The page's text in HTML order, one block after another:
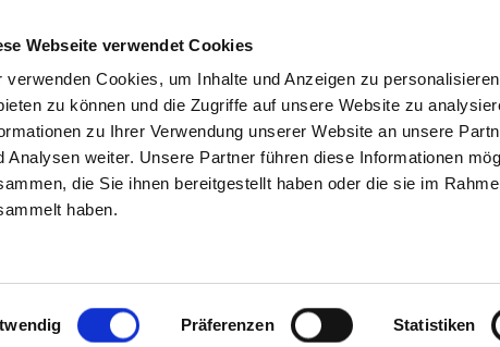
Webseite verwendet Cookies
verwenden Cookies, um Inhalte und Anzeigen zu
zu können und die Zugriffe auf unsere Website zu
zu Ihrer Verwendung unserer Website an unsere
Analysen weiter. Unsere Partner führen diese Informationen
die Sie ihnen bereitgestellt haben oder die sie im
haben.
Präferenzen Statistiken
SEARCH TIPS &
department